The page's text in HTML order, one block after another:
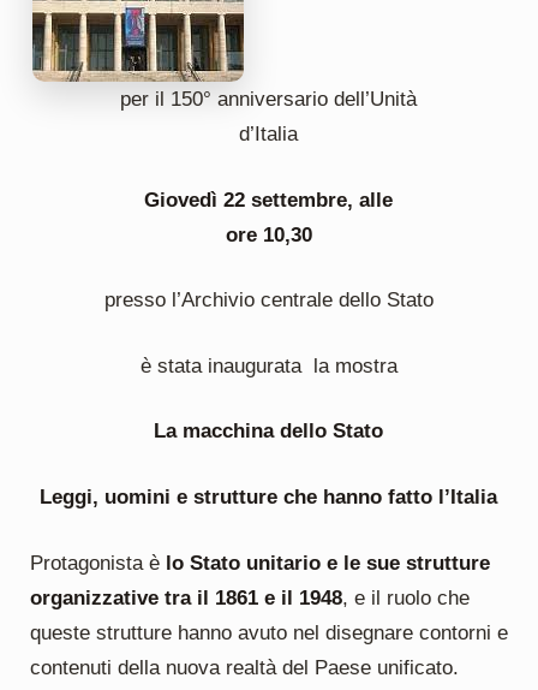
per il 150° anniversario dell’Unità
d’Italia
Giovedì 22 settembre, alle
ore 10,30
presso l’Archivio centrale dello Stato
è stata inaugurata la mostra
La macchina dello Stato
Leggi, uomini e strutture che hanno fatto l’Italia
Protagonista è lo Stato unitario e le sue strutture
organizzative tra il 1861 e il 1948, e il ruolo che
queste strutture hanno avuto nel disegnare contorni e
contenuti della nuova realtà del Paese unificato.